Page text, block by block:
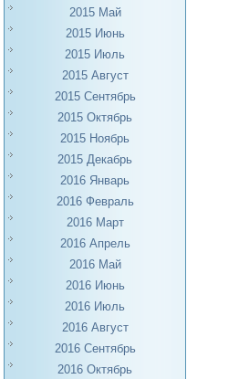
2015 Май
2015 Июнь
2015 Июль
2015 Август
2015 Сентябрь
2015 Октябрь
2015 Ноябрь
2015 Декабрь
2016 Январь
2016 Февраль
2016 Март
2016 Апрель
2016 Май
2016 Июнь
2016 Июль
2016 Август
2016 Сентябрь
2016 Октябрь